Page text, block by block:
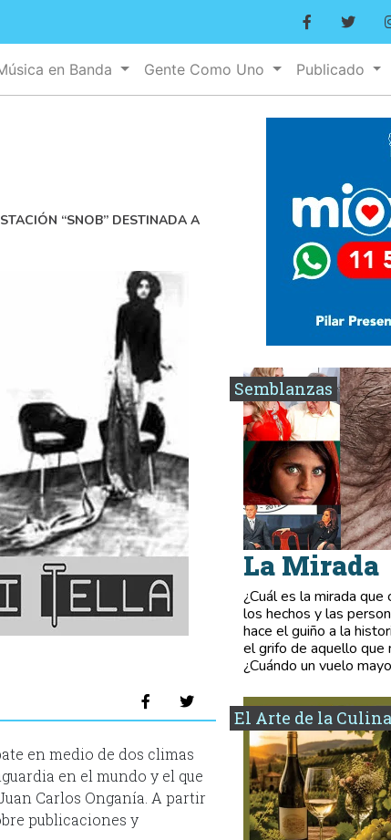
en Banda Gente Como Uno Publicado
“SNOB” DESTINADA A
en medio de dos climas
en el mundo y el que
Carlos Onganía. A partir
publicaciones y
Semblanzas
La Mirada
¿Cuál es la mirada
los hechos y las
hace el guiño a la
el grifo de aquello que
¿Cuándo un vuelo
El Arte de la